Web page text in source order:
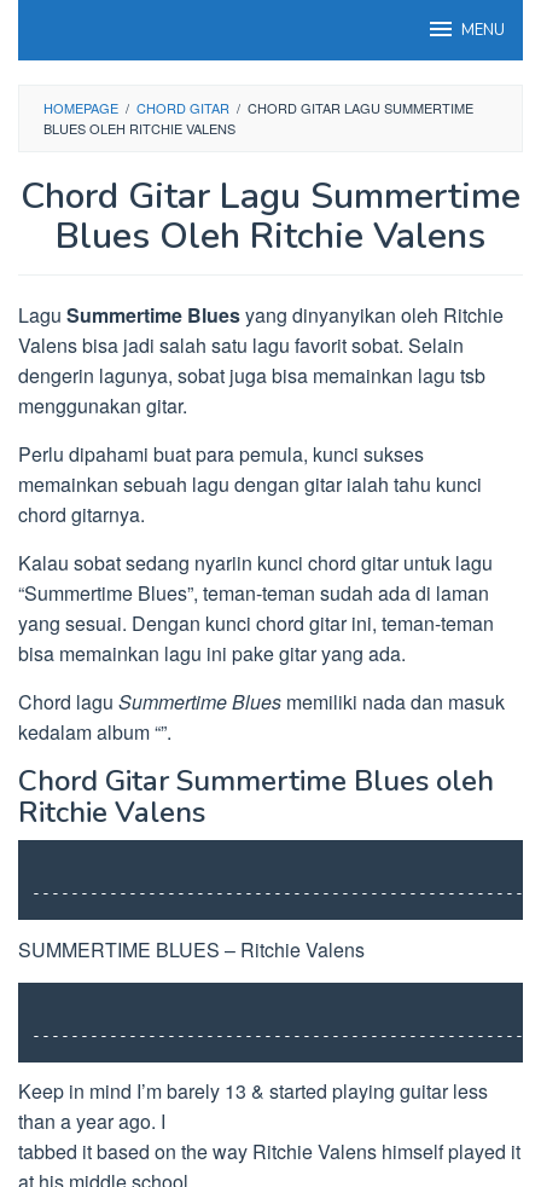
MENU
HOMEPAGE / CHORD GITAR / CHORD GITAR LAGU SUMMERTIME
BLUES OLEH RITCHIE VALENS
Chord Gitar Lagu Summertime
Blues Oleh Ritchie Valens
Lagu Summertime Bluesyang dinyanyikan oleh Ritchie
Valens bisa jadi salah satu lagu favorit sobat. Selain
dengerin lagunya, sobat juga bisa memainkan lagu tsb
menggunakan gitar.
Perlu dipahami buat para pemula, kunci sukses
memainkan sebuah lagu dengan gitar ialah tahu kunci
chord gitarnya.
Kalau sobat sedang nyariin kunci chord gitar untuk lagu
“Summertime Blues”, teman-teman sudah ada di laman
yang sesuai. Dengan kunci chord gitar ini, teman-teman
bisa memainkan lagu ini pake gitar yang ada.
Chord lagu Summertime Blues memiliki nada dan masuk
kedalam album “”.
Chord Gitar Summertime Blues oleh
Ritchie Valens
SUMMERTIME BLUES – Ritchie Valens
Keep in mind I’m barely 13 & started playing guitar less
than a year ago. I
tabbed it based on the way Ritchie Valens himself played it